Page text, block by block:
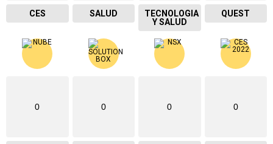
CES SALUD
TECNOLOGIA
Y SALUD
QUEST
0 0 0 0